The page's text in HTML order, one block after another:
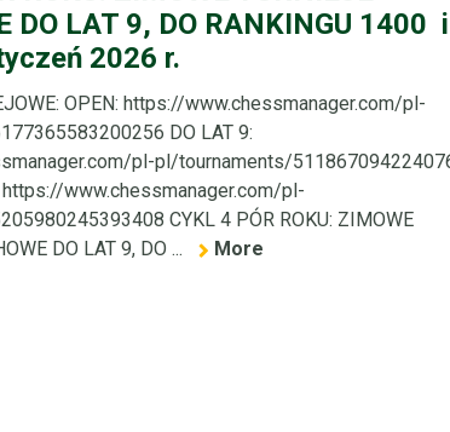
DO LAT 9, DO RANKINGU 1400 i
2026 r.
OPEN: https://www.chessmanager.com/pl-
DO LAT 9:
pl-pl/tournaments/
https://www.chessmanager.com/pl-
CYKL 4 PÓR ROKU: ZIMOWE
DO LAT 9, DO ...
More